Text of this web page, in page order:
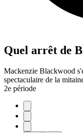
Quel arrêt de
Mackenzie Blackwood
spectaculaire de la
2e période